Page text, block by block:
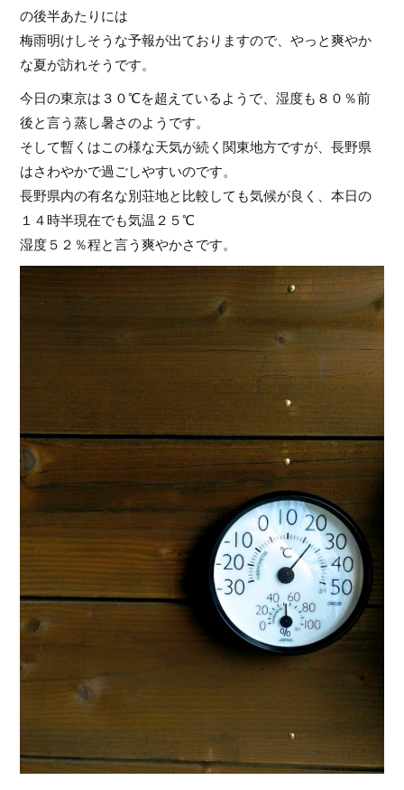
の後半あたりには
梅雨明けしそうな予報が出ておりますので、やっと爽やか
な夏が訪れそうです。
今日の東京は３０℃を超えているようで、湿度も８０％前
後と言う蒸し暑さのようです。
そして暫くはこの様な天気が続く関東地方ですが、長野県
はさわやかで過ごしやすいのです。
長野県内の有名な別荘地と比較しても気候が良く、本日の
１４時半現在でも気温２５℃
湿度５２％程と言う爽やかさです。